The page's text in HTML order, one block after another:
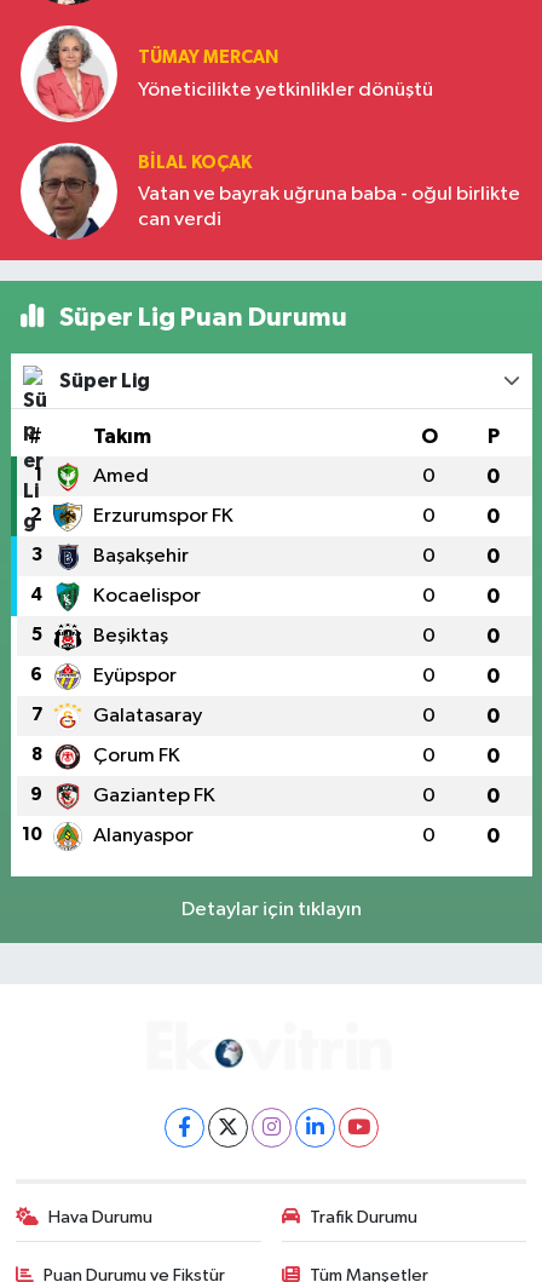
TÜMAY MERCAN
Yöneticilikte yetkinlikler dönüştü
BILAL KOÇAK
Vatan ve bayrak uğruna baba - oğul birlikte
can verdi
Süper Lig Puan Durumu
Süper Lig
# Takım O P
1 Amed 0 0
2 Erzurumspor FK 0 0
3 Başakşehir 0 0
4 Kocaelispor 0 0
5 Beşiktaş 0 0
6 Eyüpspor 0 0
7 Galatasaray 0 0
8 Çorum FK 0 0
9 Gaziantep FK 0 0
10 Alanyaspor 0 0
Detaylar için tıklayın
Hava Durumu Trafik Durumu
Puan Durumu ve Fikstür Tüm Manşetler